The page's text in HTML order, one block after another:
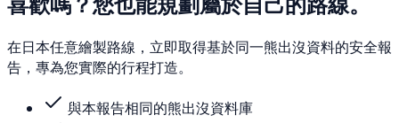
在日本任意繪製路線，立即取得基於同一熊出沒資料的安全報
告，專為您實際的行程打造。
與本報告相同的熊出沒資料庫